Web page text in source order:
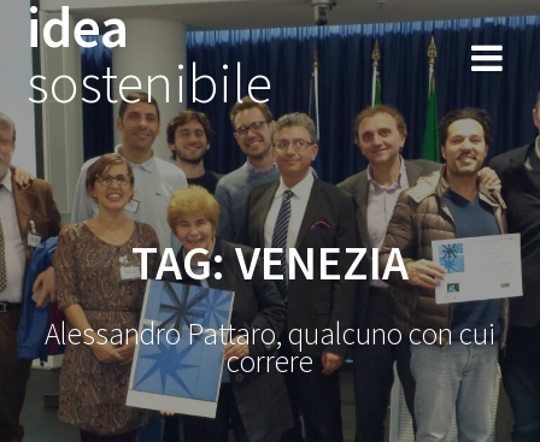
Salta
al
contenuto
idea
sostenibile
TAG:VENEZIA
Alessandro Pattaro, qualcuno con cui
correre